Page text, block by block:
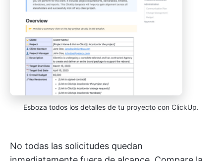
Esboza todos los detalles de tu proyecto con ClickUp.
No todas las solicitudes quedan